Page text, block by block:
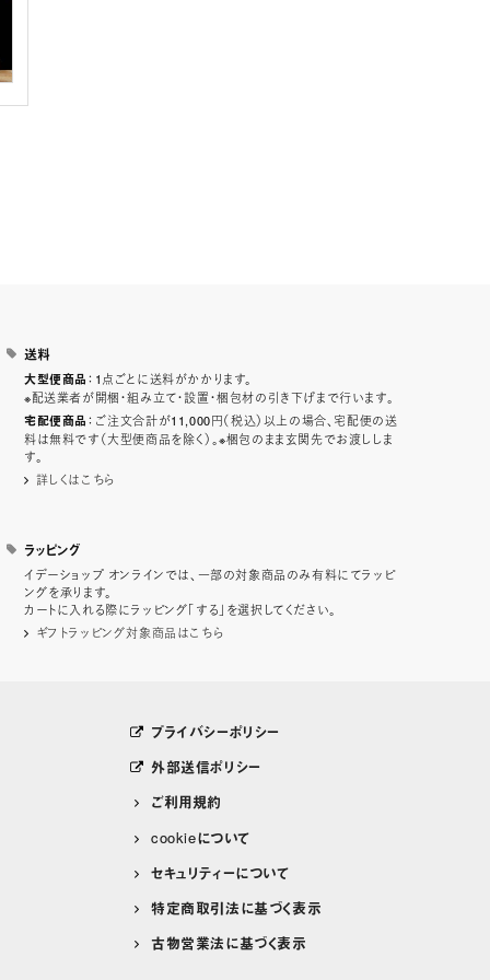
送料
大型便商品 ：1点ごとに送料がかかります。
※配送業者が開梱・組み立て・設置・梱包材の引き下げまで行います。
宅配便商品 ：ご注文合計が11,000円（税込）以上の場合、宅配便の送
料は無料です（大型便商品を除く）。※梱包のまま玄関先でお渡ししま
す。
詳しくはこちら
ラッピング
イデーショップ オンラインでは、一部の対象商品のみ有料にてラッピ
ングを承ります。
カートに入れる際にラッピング「する」を選択してください。
ギフトラッピング対象商品はこちら
プライバシーポリシー
外部送信ポリシー
ご利用規約
cookieについて
セキュリティーについて
特定商取引法に基づく表示
古物営業法に基づく表示